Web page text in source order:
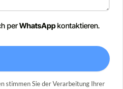
perWhatsAppkontaktieren.
stimmen Sie der Verarbeitung Ihrer